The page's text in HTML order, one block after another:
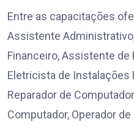
Entre as capacitações
Assistente
Financeiro, Assistente
Eletricista de Instalações
Reparador de
Computador, Operador